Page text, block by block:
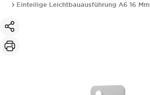
Einteilige Leichtbauausführung A6 16 Mm